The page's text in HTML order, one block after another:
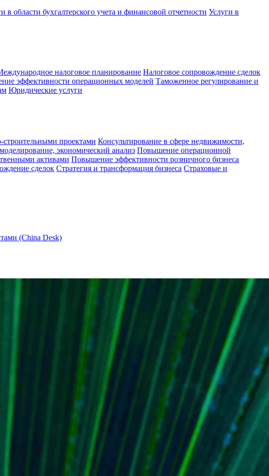
в области бухгалтерского учета и финансовой отчетности Услуги в
налоговое планирование Налоговое сопровождение сделок
эффективности операционных моделей Таможенное регулирование и
Юридические услуги
проектами Консультирование в сфере недвижимости,
экономический анализ Повышение операционной
активами Повышение эффективности розничного бизнеса
сделок Стратегия и трансформация бизнеса Страховые и
(China Desk)